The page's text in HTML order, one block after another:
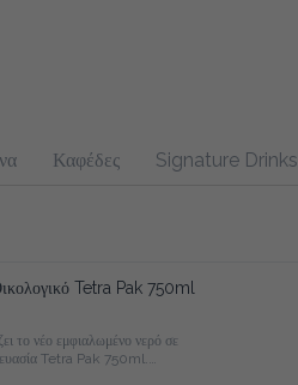
Καφέδες Signature Drinks
Tetra Pak 750ml
το νέο εμφιαλωμένο νερό σε
Tetra Pak 750ml.